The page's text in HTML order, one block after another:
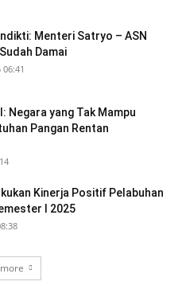
Menteri Satryo – ASN
Damai
Negara yang Tak Mampu
Pangan Rentan
Kinerja Positif Pelabuhan
I 2025